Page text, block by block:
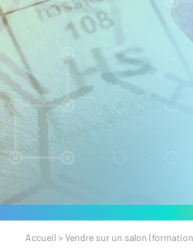
Accueil > Vendre sur un salon